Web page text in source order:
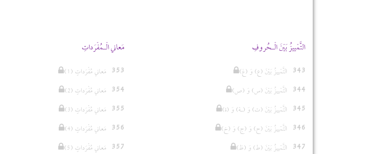
التَّمْييزُ بَيْنَ الْـحُروفِ
343 (التَّمْييزُ بَيْنَ (ع) وَ (غ
344 (التَّمْييزُ بَيْنَ (س) وَ (ص
345 (التَّمْييزُ بَيْنَ (ت) وَ (ـة) وَ (ة
346 (التَّمْييزُ بَيْنَ (ح) وَ (ج) وَ (خ
347 (التَّمْييزُ بَيْنَ (ط) وَ (ظ
مَعاني الْـمُفْرَداتِ
353 (مَعاني مُفْرَداتٍ (1
354 (مَعاني مُفْرَداتٍ (2
355 (مَعاني مُفْرَداتٍ (3
356 (مَعاني مُفْرَداتٍ (4
357 (مَعاني مُفْرَداتٍ (5